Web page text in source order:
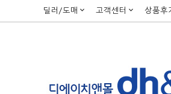
딜러/도매 고객센터 상품후